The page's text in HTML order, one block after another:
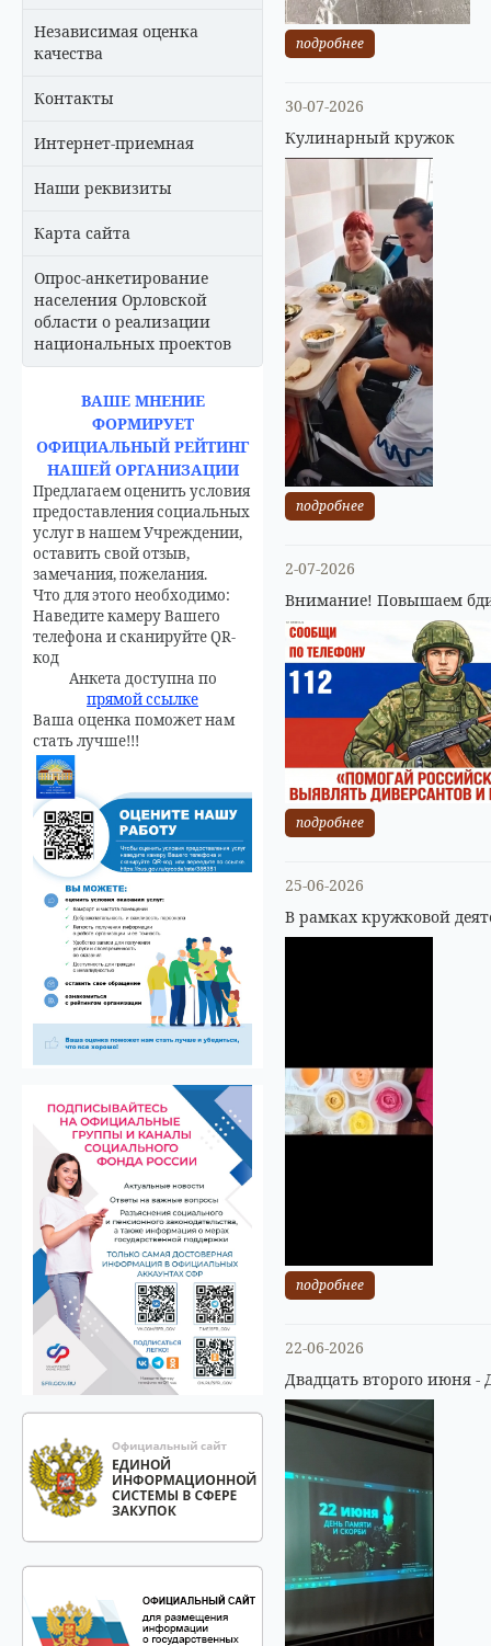
Независимая оценка
качества
Контакты
Интернет-приемная
Наши реквизиты
Карта сайта
Опрос-анкетирование
населения Орловской
области о реализации
национальных проектов
ВАШЕ МНЕНИЕ
ФОРМИРУЕТ
ОФИЦИАЛЬНЫЙ РЕЙТИНГ
НАШЕЙ ОРГАНИЗАЦИИ
Предлагаем оценить условия
предоставления социальных
услуг в нашем Учреждении,
оставить свой отзыв,
замечания, пожелания.
Что для этого необходимо:
Наведите камеру Вашего
телефона и сканируйте QR-
код
Анкета доступна по
прямой ссылке
Ваша оценка поможет нам
стать лучше!!!
подробнее
30-07-2026
Кулинарный кружок
подробнее
2-07-2026
Внимание! Повышаем
подробнее
25-06-2026
В рамках кружковой
подробнее
22-06-2026
Двадцать второго июня -